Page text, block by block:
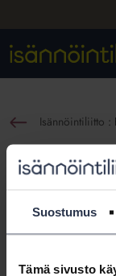
Suostumus
Tämä sivusto
Isännöintiliitto :
Elina
Jaa somessa